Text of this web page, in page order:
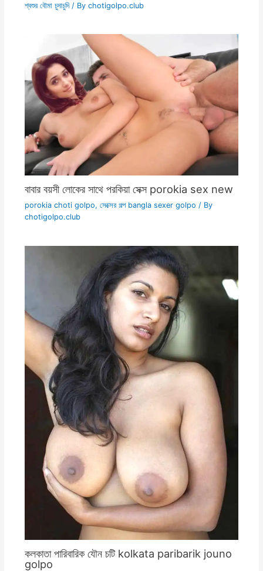
শ্বশুর বৌমা চুদাচুদি/ By chotigolpo.club
বাবার বয়সী লোকের সাথে পরকিয়া সেক্স porokia sex new
porokia choti golpo, সেক্সের গল্প bangla sexer golpo / By
chotigolpo.club
কলকাতা পারিবারিক যৌন চটি kolkata paribarik jouno
golpo